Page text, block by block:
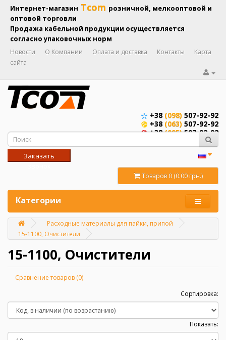
Интернет-магазин Tcom розничной, мелкооптовой и
оптовой торговли
Продажа кабельной продукции осуществляется
согласно упаковочных норм
Новости О Компании Оплата и доставка Контакты
Карта
сайта
+38 (098) 507-92-92
+38 (063) 507-92-92
+38(095)507-92-92
Заказать
Товаров 0 (0.00 грн.)
Категории
Главная
Расходные материалы для пайки, припой
15-1100, Очистители
15-1100, Очистители
Сравнение товаров (0)
Сортировка:
Показать: